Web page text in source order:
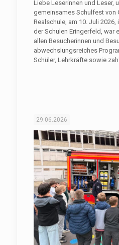
Liebe Leserinnen und Leser,
gemeinsames Schulfest von
Realschule, am 10. Juli
der Schulen Eringerfeld, war
allen Besucherinnen und
abwechslungsreiches
Schüler, Lehrkräfte sowie
29.06.2026